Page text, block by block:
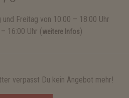
und Freitag von 10:00 – 18:00 Uhr
16:00 Uhr (weitere Infos)
verpasst Du kein Angebot mehr!